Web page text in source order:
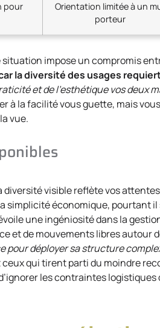
pour
Orientation limitée à un
porteur
impose un compromis
la diversité des usages
et de l’esthétique vos deux
à la facilité vous guette, mais
vue.
diversité visible reflète vos
simplicité économique, pourtant
une ingéniosité dans la
et de mouvements libres autour
déployer sa structure
qui tirent parti du moindre
les contraintes